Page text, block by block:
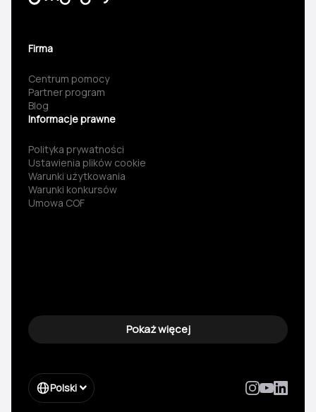
Firma
Centrum pomocy
Partner program
Blog
Informacje prawne
Polityka prywatności
Ustawienia plików cookie
Warunki użytkowania
Warunki konkursów
Umowa COF
Pokaż więcej
Polski